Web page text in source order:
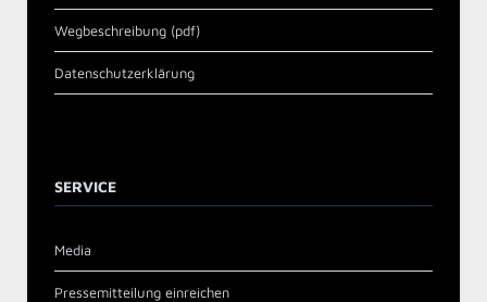
Wegbeschreibung (pdf)
Datenschutzerklärung
SERVICE
Media
Pressemitteilung einreichen